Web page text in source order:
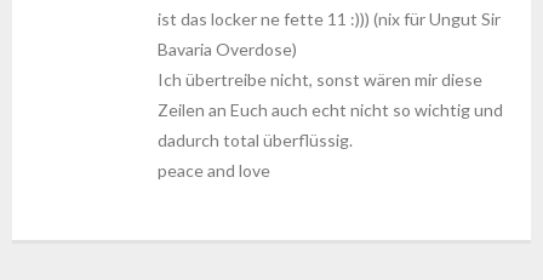
ist das locker ne fette 11 :))) (nix für Ungut Sir
Bavaria Overdose)
Ich übertreibe nicht, sonst wären mir diese
Zeilen an Euch auch echt nicht so wichtig und
dadurch total überflüssig.
peace and love